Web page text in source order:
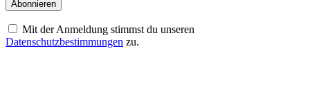
Mit der Anmeldung stimmst du unseren
Datenschutzbestimmungen zu.